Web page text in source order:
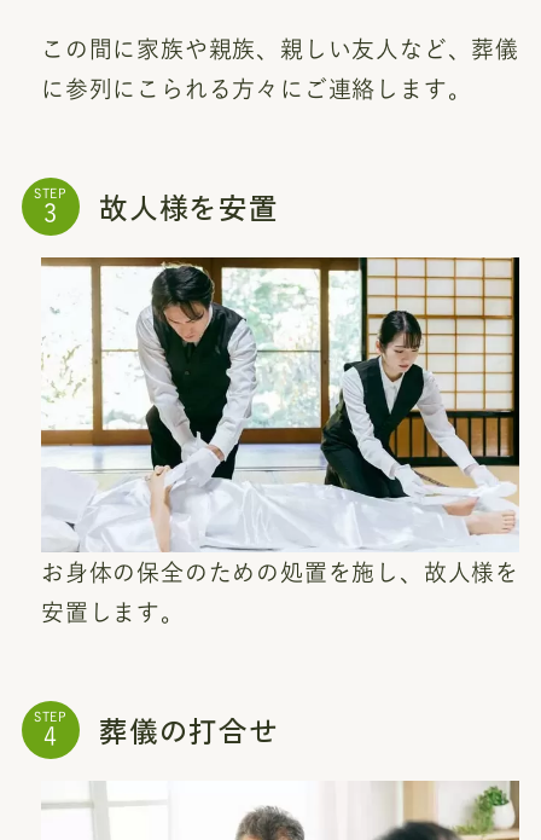
この間に家族や親族、親しい友人など、葬儀
に参列にこられる方々にご連絡します。
STEP 故人様を安置
お身体の保全のための処置を施し、故人様を
安置します。
STEP 葬儀の打合せ